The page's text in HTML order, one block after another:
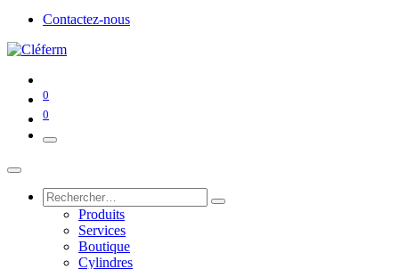
Contactez-nous
0
0
Produits
Services
Boutique
Cylindres